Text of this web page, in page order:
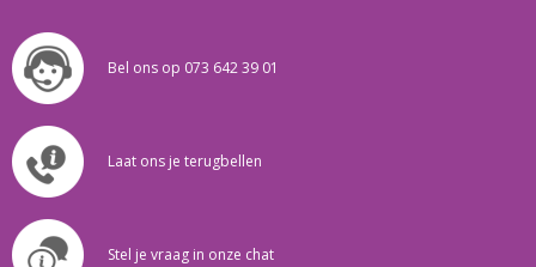
Bel ons op 073 642 39 01
Laat ons je terugbellen
Stel je vraag in onze chat